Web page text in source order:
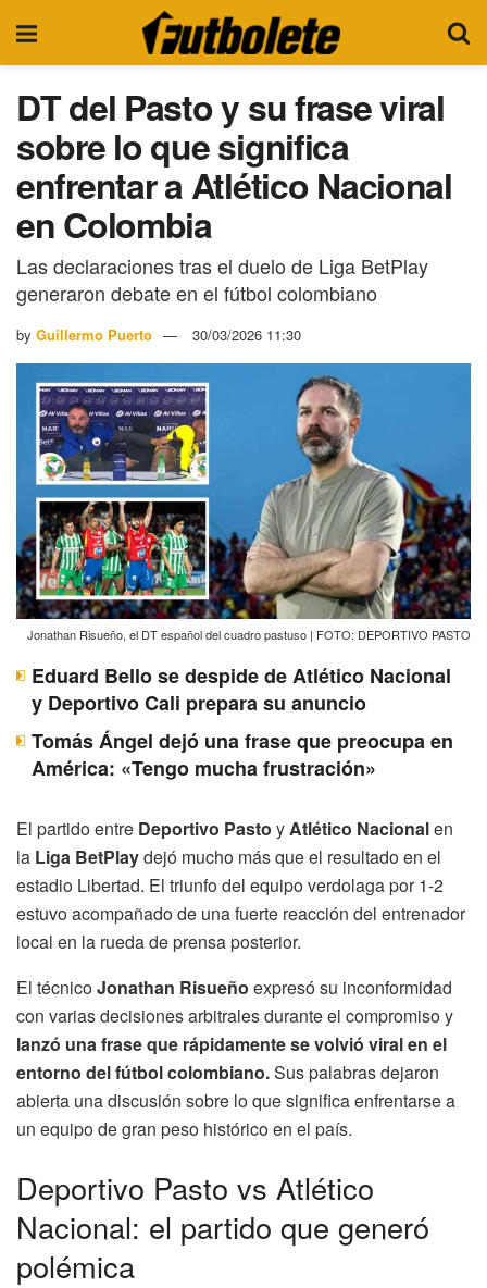
DT del Pasto y su frase viral
sobre lo que significa
enfrentar a Atlético Nacional
en Colombia
Las declaraciones tras el duelo de Liga BetPlay
generaron debate en el fútbol colombiano
by Guillermo Puerto 30/03/2026 11:30
Jonathan Risueño, el DT español del cuadro pastuso | FOTO: DEPORTIVO PASTO
Eduard Bello se despide de Atlético Nacional
y Deportivo Cali prepara su anuncio
Tomás Ángel dejó una frase que preocupa en
América: «Tengo mucha frustración»
El partido entre Deportivo Pasto yAtlético Nacionalen
la Liga BetPlaydejó mucho más que el resultado en el
estadio Libertad. El triunfo del equipo verdolaga por 1-2
estuvo acompañado de una fuerte reacción del entrenador
local en la rueda de prensa posterior.
El técnicoJonathan Risueño expresó su inconformidad
con varias decisiones arbitrales durante el compromiso y
lanzó una frase que rápidamente se volvió viral en el
entorno del fútbol colombiano.Sus palabras dejaron
abierta una discusión sobre lo que significa enfrentarse a
un equipo de gran peso histórico en el país.
Deportivo Pasto vs Atlético
Nacional: el partido que generó
polémica